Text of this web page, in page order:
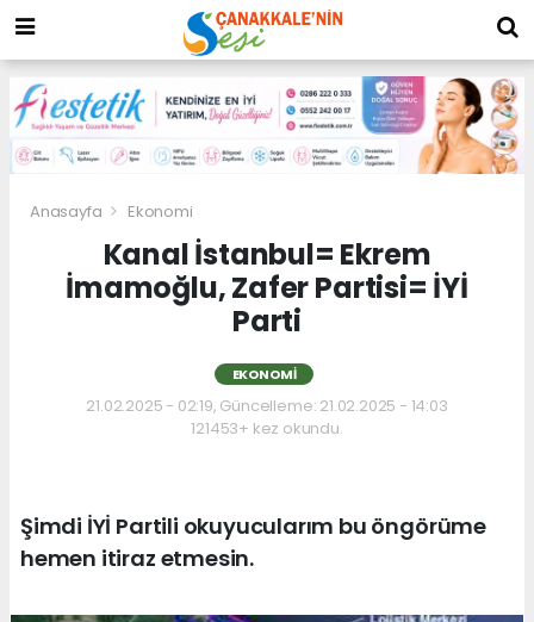
Anasayfa Ekonomi
Kanal İstanbul= Ekrem
İmamoğlu, Zafer Partisi= İYİ
Parti
EKONOMI
21.02.2025 - 02:19, Güncelleme: 21.02.2025 - 14:03
121453+ kez okundu.
Şimdi İYİ Partili okuyucularım bu öngörüme
hemen itiraz etmesin.